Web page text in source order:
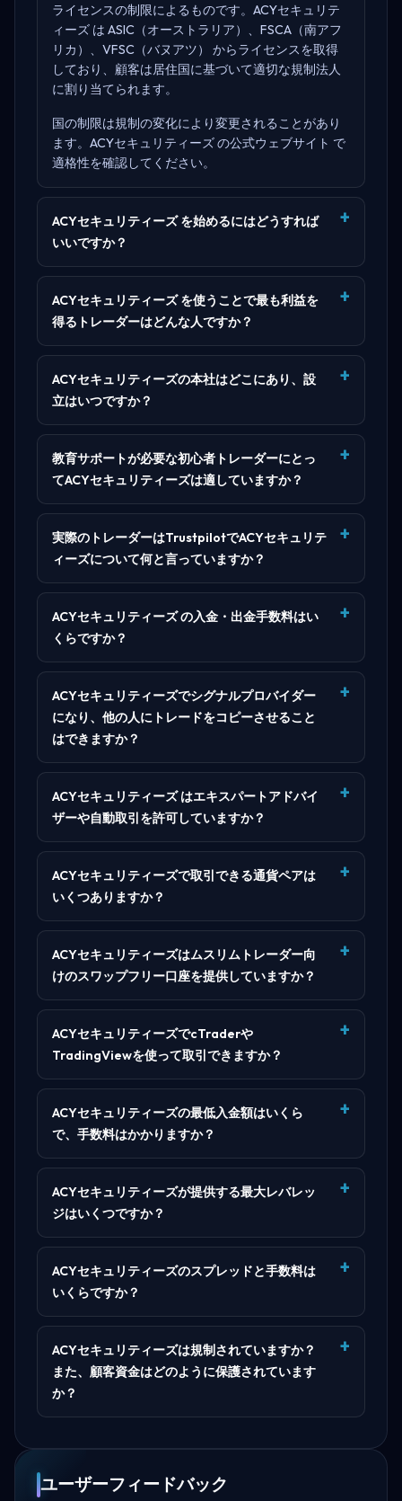
ライセンスの制限によるものです。ACYセキュリテ
ィーズ は ASIC（オーストラリア）、FSCA（南アフ
リカ）、VFSC（バヌアツ）
からライセンスを取得
しており、顧客は居住国に基づいて適切な規制法人
に割り当てられます。
国の制限は規制の変化により変更されることがあり
ます。 ACYセキュリティーズ の公式ウェブサイト で
適格性を確認してください。
ACYセキュリティーズ を始めるにはどうすれば
いいですか？
ACYセキュリティーズ を使うことで最も利益を
得るトレーダーはどんな人ですか？
ACYセキュリティーズの本社はどこにあり、設
立はいつですか？
教育サポートが必要な初心者トレーダーにとっ
てACYセキュリティーズは適していますか？
実際のトレーダーはTrustpilotでACYセキュリテ
ィーズについて何と言っていますか？
ACYセキュリティーズ の入金・出金手数料はい
くらですか？
ACYセキュリティーズでシグナルプロバイダー
になり、他の人にトレードをコピーさせること
はできますか？
ACYセキュリティーズ はエキスパートアドバイ
ザーや自動取引を許可していますか？
ACYセキュリティーズで取引できる通貨ペアは
いくつありますか？
ACYセキュリティーズはムスリムトレーダー向
けのスワップフリー口座を提供していますか？
ACYセキュリティーズでcTraderや
TradingViewを使って取引できますか？
ACYセキュリティーズの最低入金額はいくら
で、手数料はかかりますか？
ACYセキュリティーズが提供する最大レバレッ
ジはいくつですか？
ACYセキュリティーズのスプレッドと手数料は
いくらですか？
ACYセキュリティーズは規制されていますか？
また、顧客資金はどのように保護されています
か？
ユーザーフィードバック